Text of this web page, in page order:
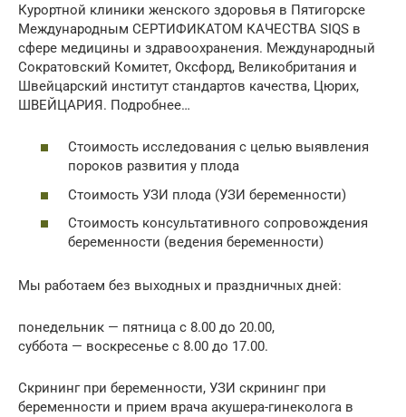
Курортной клиники женского здоровья в Пятигорске
Международным СЕРТИФИКАТОМ КАЧЕСТВА SIQS в
сфере медицины и здравоохранения. Международный
Сократовский Комитет, Оксфорд, Великобритания и
Швейцарский институт стандартов качества, Цюрих,
ШВЕЙЦАРИЯ. Подробнее…
Стоимость исследования с целью выявления
пороков развития у плода
Стоимость УЗИ плода (УЗИ беременности)
Стоимость консультативного сопровождения
беременности (ведения беременности)
Мы работаем без выходных и праздничных дней:
понедельник — пятница с 8.00 до 20.00,
суббота — воскресенье с 8.00 до 17.00.
Скрининг при беременности, УЗИ скрининг при
беременности и прием врача акушера-гинеколога в